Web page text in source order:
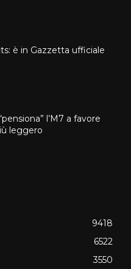
è in Gazzetta ufficiale
l’M7 a favore
leggero
9418
6522
3550